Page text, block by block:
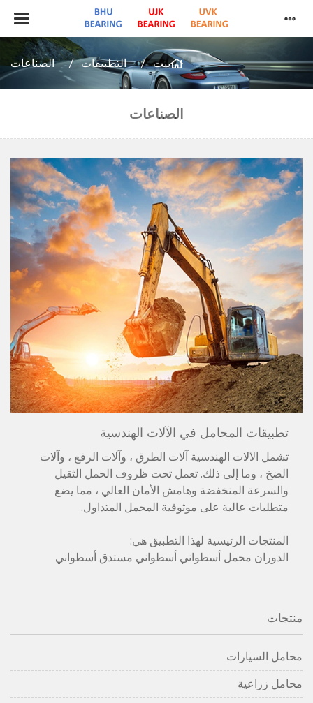
بيت التطبيقات الصناعات
الصناعات
تطبيقات المحامل في الآلات الهندسية
تشمل الآلات الهندسية آلات الطرق ، وآلات الرفع ، وآلات
الضخ ، وما إلى ذلك. تعمل تحت ظروف الحمل الثقيل
والسرعة المنخفضة وهامش الأمان العالي ، مما يضع
متطلبات عالية على موثوقية المحمل المتداول.
المنتجات الرئيسية لهذا التطبيق هي:
الدوران محمل أسطواني أسطواني مستدق أسطواني
منتجات
محامل السيارات
محامل زراعية